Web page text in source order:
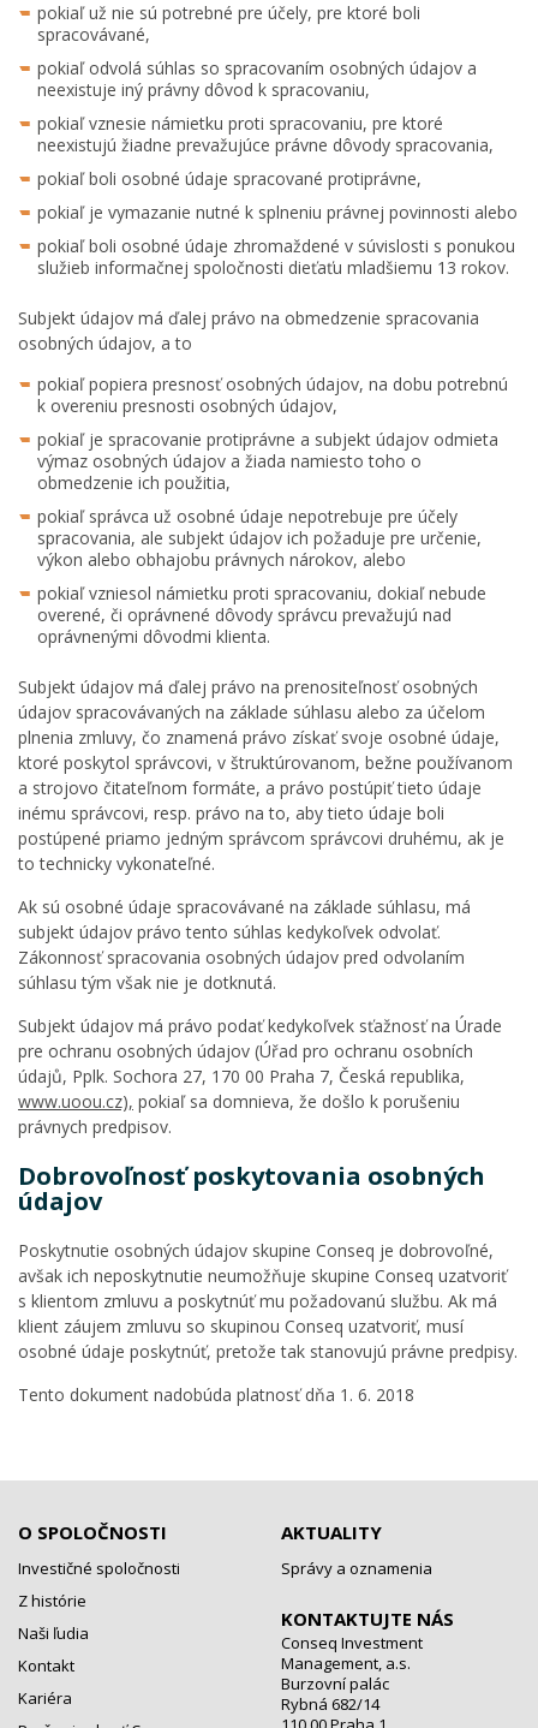
pokiaľ už nie sú potrebné pre účely, pre ktoré boli
spracovávané,
pokiaľ odvolá súhlas so spracovaním osobných údajov a
neexistuje iný právny dôvod k spracovaniu,
pokiaľ vznesie námietku proti spracovaniu, pre ktoré
neexistujú žiadne prevažujúce právne dôvody spracovania,
pokiaľ boli osobné údaje spracované protiprávne,
pokiaľ je vymazanie nutné k splneniu právnej povinnosti alebo
pokiaľ boli osobné údaje zhromaždené v súvislosti s ponukou
služieb informačnej spoločnosti dieťaťu mladšiemu 13 rokov.
Subjekt údajov má ďalej právo na obmedzenie spracovania
osobných údajov, a to
pokiaľ popiera presnosť osobných údajov, na dobu potrebnú
k overeniu presnosti osobných údajov,
pokiaľ je spracovanie protiprávne a subjekt údajov odmieta
výmaz osobných údajov a žiada namiesto toho o
obmedzenie ich použitia,
pokiaľ správca už osobné údaje nepotrebuje pre účely
spracovania, ale subjekt údajov ich požaduje pre určenie,
výkon alebo obhajobu právnych nárokov, alebo
pokiaľ vzniesol námietku proti spracovaniu, dokiaľ nebude
overené, či oprávnené dôvody správcu prevažujú nad
oprávnenými dôvodmi klienta.
Subjekt údajov má ďalej právo na prenositeľnosť osobných
údajov spracovávaných na základe súhlasu alebo za účelom
plnenia zmluvy, čo znamená právo získať svoje osobné údaje,
ktoré poskytol správcovi, v štruktúrovanom, bežne používanom
a strojovo čitateľnom formáte, a právo postúpiť tieto údaje
inému správcovi, resp. právo na to, aby tieto údaje boli
postúpené priamo jedným správcom správcovi druhému, ak je
to technicky vykonateľné.
Ak sú osobné údaje spracovávané na základe súhlasu, má
subjekt údajov právo tento súhlas kedykoľvek odvolať.
Zákonnosť spracovania osobných údajov pred odvolaním
súhlasu tým však nie je dotknutá.
Subjekt údajov má právo podať kedykoľvek sťažnosť na Úrade
pre ochranu osobných údajov (Úřad pro ochranu osobních
údajů, Pplk. Sochora 27, 170 00 Praha 7, Česká republika,
www.uoou.cz), pokiaľ sa domnieva, že došlo k porušeniu
právnych predpisov.
Dobrovoľnosť poskytovania osobných
údajov
Poskytnutie osobných údajov skupine Conseq je dobrovoľné,
avšak ich neposkytnutie neumožňuje skupine Conseq uzatvoriť
s klientom zmluvu a poskytnúť mu požadovanú službu. Ak má
klient záujem zmluvu so skupinou Conseq uzatvoriť, musí
osobné údaje poskytnúť, pretože tak stanovujú právne predpisy.
Tento dokument nadobúda platnosť dňa 1. 6. 2018
O SPOLOČNOSTI
Investičné spoločnosti
Z histórie
Naši ľudia
Kontakt
Kariéra
AKTUALITY
Správy a oznamenia
KONTAKTUJTE NÁS
Conseq Investment
Management, a.s.
Burzovní palác
Rybná 682/14